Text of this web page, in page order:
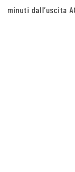
minuti dall’uscita